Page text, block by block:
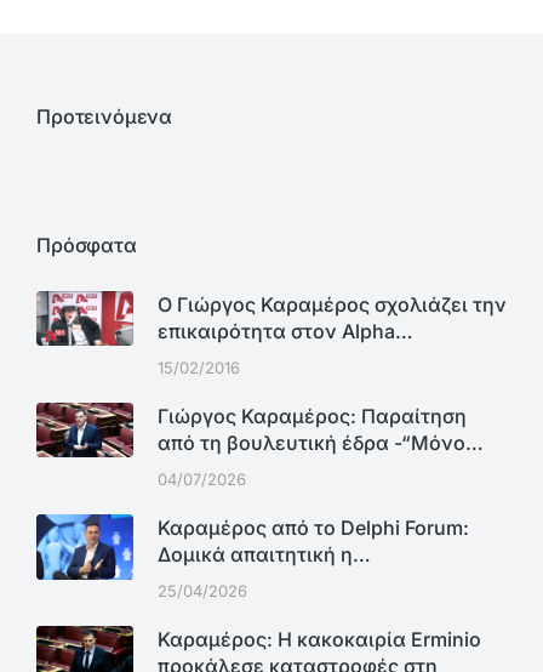
Προτεινόμενα
Πρόσφατα
Ο Γιώργος Καραμέρος σχολιάζει την
επικαιρότητα στον Alpha…
15/02/2016
Γιώργος Καραμέρος: Παραίτηση
από τη βουλευτική έδρα -“Μόνο…
04/07/2026
Καραμέρος από το Delphi Forum:
Δομικά απαιτητική η…
25/04/2026
Καραμέρος: Η κακοκαιρία Erminio
προκάλεσε καταστροφές στη